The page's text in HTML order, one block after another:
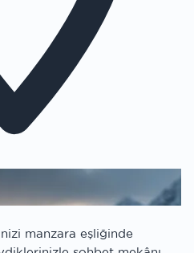
manzara eşliğinde